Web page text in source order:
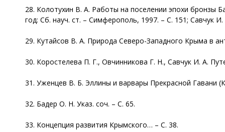
28. Колотухин В. А. Работы на поселении эпохи бронзы
год: Сб. науч. ст. – Симферополь, 1997. – С. 151; Савчук
29. Кутайсов В. А. Природа Северо-Западного Крыма в
30. Коростелева П. Г., Овчинникова Г. Н., Савчук И. А.
31. Уженцев В. Б. Эллины и варвары Прекрасной Гавани
32. Бадер О. Н. Указ. соч. – С. 65.
33. Концепция развития Крымского… – С. 38.